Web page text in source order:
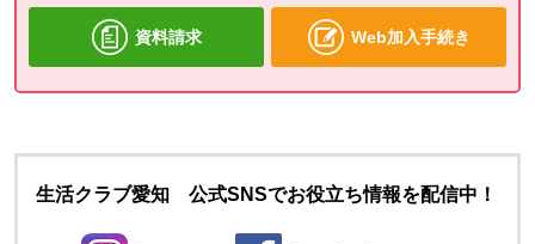
資料請求 Web加入手続き
生活クラブ愛知 公式SNSでお役立ち情報を配信中！